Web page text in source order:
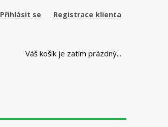
Přihlásit se Registrace klienta
Váš košík je zatím prázdný...